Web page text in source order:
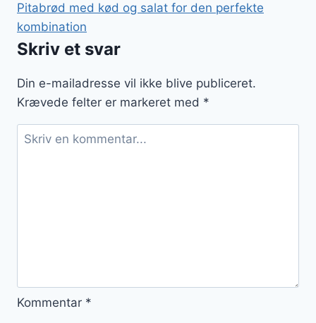
Pitabrød med kød og salat for den perfekte
kombination
Skriv et svar
Din e-mailadresse vil ikke blive publiceret.
Krævede felter er markeret med *
Kommentar *